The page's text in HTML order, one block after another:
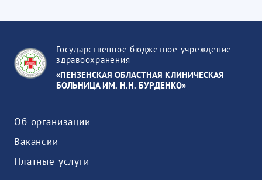
Государственное бюджетное учреждение
здравоохранения
«ПЕНЗЕНСКАЯ ОБЛАСТНАЯ КЛИНИЧЕСКАЯ
БОЛЬНИЦА ИМ. Н.Н. БУРДЕНКО»
Об организации
Вакансии
Платные услуги